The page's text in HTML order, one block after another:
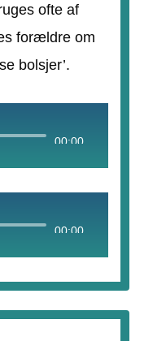
ofte af
forældre om
bolsjer’.
00:00
00:00